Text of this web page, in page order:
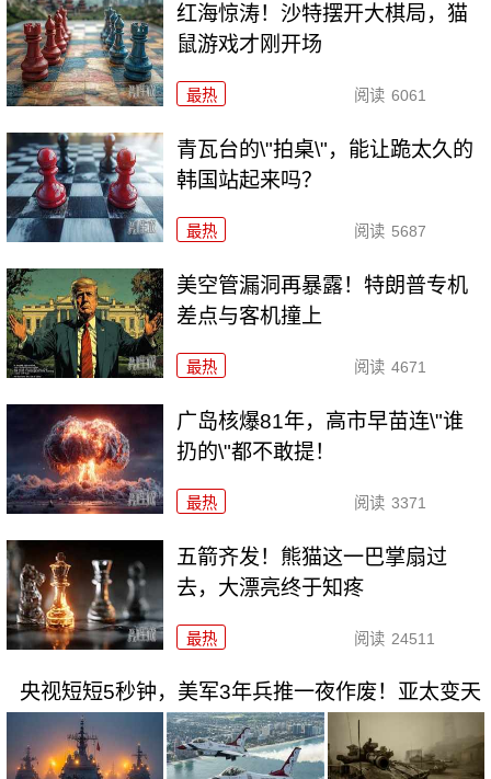
红海惊涛！沙特摆开大棋局，猫
鼠游戏才刚开场
最热 阅读 6061
青瓦台的\"拍桌\"，能让跪太久的
韩国站起来吗？
最热 阅读 5687
美空管漏洞再暴露！特朗普专机
差点与客机撞上
最热 阅读 4671
广岛核爆81年，高市早苗连\"谁
扔的\"都不敢提！
最热 阅读 3371
五箭齐发！熊猫这一巴掌扇过
去，大漂亮终于知疼
最热 阅读 24511
央视短短5秒钟，美军3年兵推一夜作废！亚太变天